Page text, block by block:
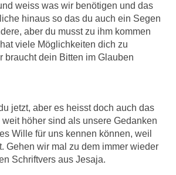
weiss was wir benötigen und das
hinaus so das du auch ein Segen
aber du musst zu ihm kommen
viele Möglichkeiten dich zu
braucht dein Bitten im Glauben
jetzt, aber es heisst doch auch das
höher sind als unsere Gedanken
Wille für uns kennen können, weil
Gehen wir mal zu dem immer wieder
Schriftvers aus Jesaja.